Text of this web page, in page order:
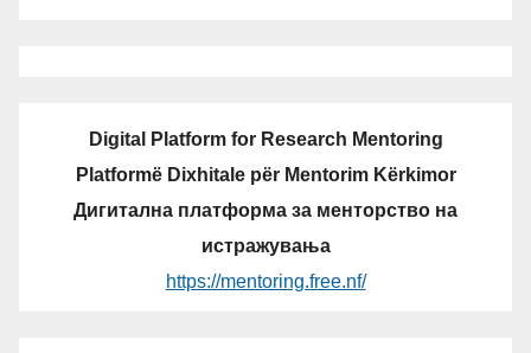
Digital Platform for Research Mentoring
Platformë Dixhitale për Mentorim Kërkimor
Дигитална платформа за менторство на
истражувања
https://mentoring.free.nf/